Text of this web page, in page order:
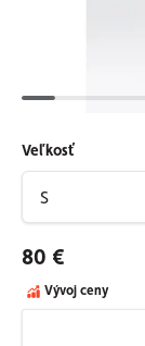
Veľkosť
80 €
Vývoj ceny